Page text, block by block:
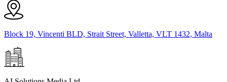
Block 19, Vincenti BLD, Strait Street, Valletta, VLT 1432, Malta